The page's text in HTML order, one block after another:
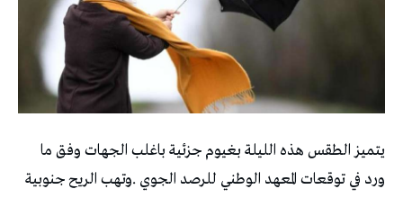
يتميز الطقس هذه الليلة بغيوم جزئية باغلب الجهات وفق ما
ورد في توقعات المعهد الوطني للرصد الجوي .وتهب الريح جنوبية